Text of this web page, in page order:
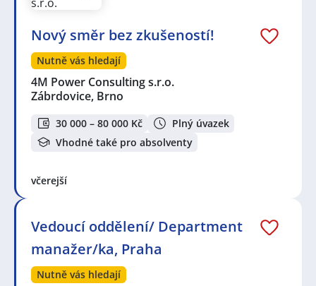
Nový směr bez zkušeností!
Nutně vás hledají
4M Power Consulting s.r.o.
Zábrdovice, Brno
30 000 – 80 000 Kč
Plný úvazek
Vhodné také pro absolventy
včerejší
Vedoucí oddělení/ Department
manažer/ka, Praha
Nutně vás hledají